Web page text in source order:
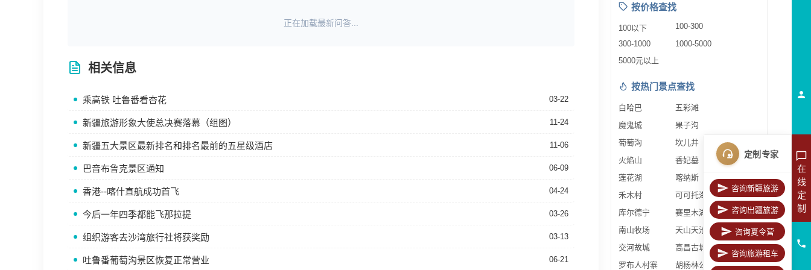
正在加载最新问答...
相关信息
乘高铁 吐鲁番看杏花 03-22
新疆旅游形象大使总决赛落幕（组图） 11-24
新疆五大景区最新排名和排名最前的五星级酒店 11-06
巴音布鲁克景区通知 06-09
香港--喀什直航成功首飞 04-24
今后一年四季都能飞那拉提 03-26
组织游客去沙湾旅行社将获奖励 03-13
吐鲁番葡萄沟景区恢复正常营业 06-21
按价格查找
100以下
100-300
300-1000
1000-5000
5000元以上
按热门景点查找
白哈巴
五彩滩
魔鬼城
果子沟
葡萄沟
坎儿井
火焰山
香妃墓
莲花湖
喀纳斯
禾木村
可可托海
库尔德宁
赛里木湖
南山牧场
天山天池
交河故城
高昌古城
罗布人村寨
胡杨林公园
在
线
定
制
定制专家
咨询新疆旅游
咨询出疆旅游
咨询夏令营
咨询旅游租车